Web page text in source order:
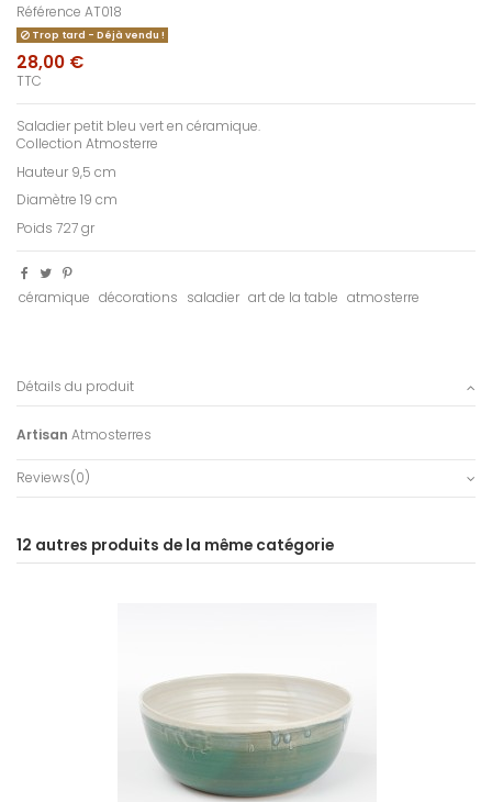
Référence AT018
Trop tard - Déjà vendu !
28,00 €
TTC
Saladier petit bleu vert en céramique.
Collection Atmosterre
Hauteur 9,5 cm
Diamètre 19 cm
Poids 727 gr
céramique décorations saladier art de la table atmosterre
Détails du produit
Artisan Atmosterres
Reviews(0)
12 autres produits de la même catégorie